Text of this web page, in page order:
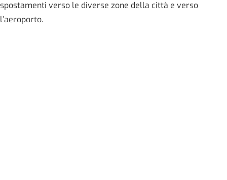
spostamenti verso le diverse zone della città e verso
l’aeroporto.